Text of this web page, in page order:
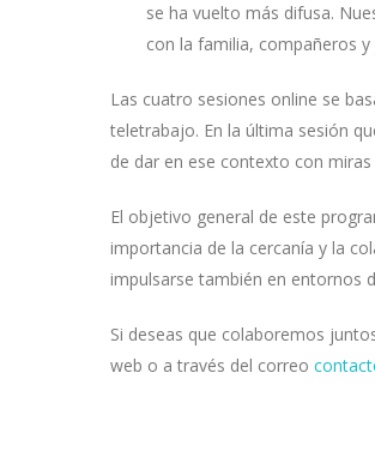
se ha vuelto más difusa.
con la familia, compañeros
Las cuatro sesiones online se
teletrabajo. En la última sesión
de dar en ese contexto con miras
El objetivo general de este
importancia de la cercanía y la
impulsarse también en entornos
Si deseas que colaboremos
web o a través del correo